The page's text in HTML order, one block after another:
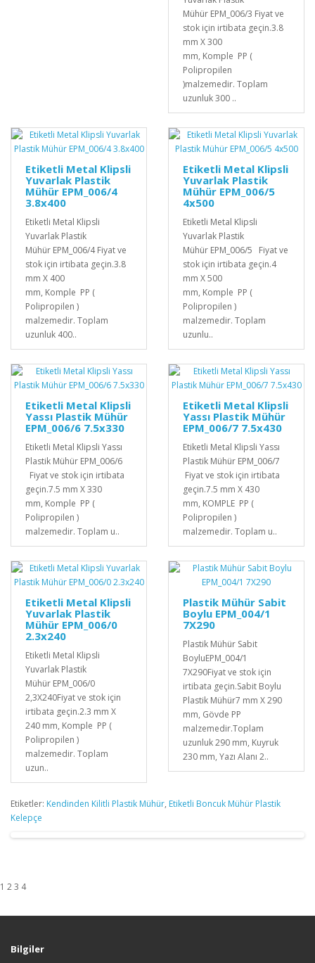
Mühür EPM_006/3 Fiyat ve
stok için irtibata geçin.3.8
mm X 300
mm, Komple PP (
Polipropilen
)malzemedir. Toplam
uzunluk 300 ..
Etiketli Metal Klipsli
Yuvarlak Plastik
Mühür EPM_006/4
3.8x400
Etiketli Metal Klipsli
Yuvarlak Plastik
Mühür EPM_006/4 Fiyat ve
stok için irtibata geçin.3.8
mm X 400
mm, Komple PP (
Polipropilen )
malzemedir. Toplam
uzunluk 400..
Etiketli Metal Klipsli
Yuvarlak Plastik
Mühür EPM_006/5
4x500
Etiketli Metal Klipsli
Yuvarlak Plastik
Mühür EPM_006/5 Fiyat ve
stok için irtibata geçin.4
mm X 500
mm, Komple PP (
Polipropilen )
malzemedir. Toplam
uzunlu..
Etiketli Metal Klipsli
Yassı Plastik Mühür
EPM_006/6 7.5x330
Etiketli Metal Klipsli Yassı
Plastik Mühür EPM_006/6
Fiyat ve stok için irtibata
geçin.7.5 mm X 330
mm, Komple PP (
Polipropilen )
malzemedir. Toplam u..
Etiketli Metal Klipsli
Yassı Plastik Mühür
EPM_006/7 7.5x430
Etiketli Metal Klipsli Yassı
Plastik Mühür EPM_006/7
Fiyat ve stok için irtibata
geçin.7.5 mm X 430
mm, KOMPLE PP (
Polipropilen )
malzemedir. Toplam u..
Etiketli Metal Klipsli
Yuvarlak Plastik
Mühür EPM_006/0
2.3x240
Etiketli Metal Klipsli
Yuvarlak Plastik
Mühür EPM_006/0
2,3X240Fiyat ve stok için
irtibata geçin.2.3 mm X
240 mm, Komple PP (
Polipropilen )
malzemedir. Toplam
uzun..
Plastik Mühür Sabit
Boylu EPM_004/1
7X290
Plastik Mühür Sabit
BoyluEPM_004/1
7X290Fiyat ve stok için
irtibata geçin.Sabit Boylu
Plastik Mühür7 mm X 290
mm, Gövde PP
malzemedir.Toplam
uzunluk 290 mm, Kuyruk
230 mm, Yazı Alanı 2..
Etiketler: Kendinden Kilitli Plastik Mühür, Etiketli Boncuk Mühür Plastik
Kelepçe
1 2 3 4
Bilgiler